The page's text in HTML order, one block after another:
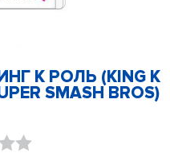
К РОЛЬ (KING K
SMASH BROS)